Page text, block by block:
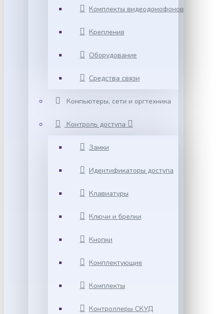
Комплекты видеодомофонов
Крепления
Оборудование
Средства связи
Компьютеры, сети и оргтехника
Контроль доступа
Замки
Идентификаторы доступа
Клавиатуры
Ключи и брелки
Кнопки
Комплектующие
Комплекты
Контроллеры СКУД